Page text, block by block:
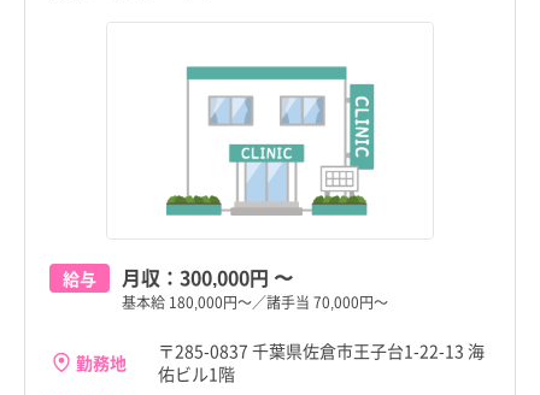
給与 月収： 300,000円 〜
基本給 180,000円～／諸手当 70,000円～
勤務地
〒285-0837 千葉県佐倉市王子台1-22-13 海
佑ビル1階